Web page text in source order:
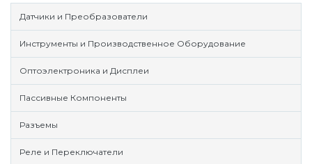
Датчики и Преобразователи
Инструменты и Производственное Оборудование
Оптоэлектроника и Дисплеи
Пассивные Компоненты
Разъемы
Реле и Переключатели